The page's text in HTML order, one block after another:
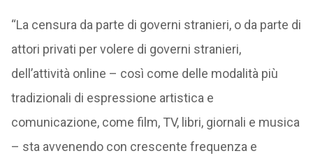
“La censura da parte di governi stranieri, o da parte di
attori privati per volere di governi stranieri,
dell’attività online – così come delle modalità più
tradizionali di espressione artistica e
comunicazione, come film, TV, libri, giornali e musica
– sta avvenendo con crescente frequenza e